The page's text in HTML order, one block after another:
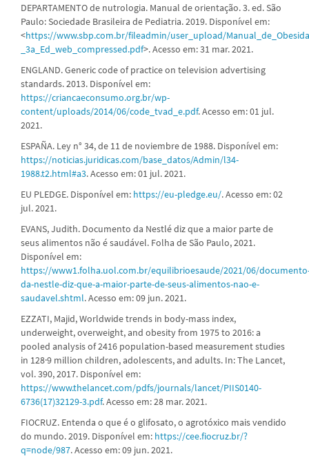
DEPARTAMENTO de nutrologia. Manual de orientação. 3. ed. São
Paulo: Sociedade Brasileira de Pediatria. 2019. Disponível em:
<https://www.sbp.com.br/fileadmin/user_upload/
_3a_Ed_web_compressed.pdf>. Acesso em: 31 mar. 2021.
ENGLAND. Generic code of practice on television advertising
standards. 2013. Disponível em:
https://criancaeconsumo.org.br/wp-
content/uploads/2014/06/code_tvad_e.pdf. Acesso em: 01 jul.
2021.
ESPAÑA. Ley n° 34, de 11 de noviembre de 1988. Disponível em:
https://noticias.juridicas.com/base_datos/Admin/l34-
1988.t2.html#a3. Acesso em: 01 jul. 2021.
EU PLEDGE. Disponível em: https://eu-pledge.eu/. Acesso em: 02
jul. 2021.
EVANS, Judith. Documento da Nestlé diz que a maior parte de
seus alimentos não é saudável. Folha de São Paulo, 2021.
Disponível em:
https://www1.folha.uol.com.br/equilibrioesaude/2021/06/
da-nestle-diz-que-a-maior-parte-de-seus-alimentos-nao-e-
saudavel.shtml. Acesso em: 09 jun. 2021.
EZZATI, Majid, Worldwide trends in body-mass index,
underweight, overweight, and obesity from 1975 to 2016: a
pooled analysis of 2416 population-based measurement studies
in 128·9 million children, adolescents, and adults. In: The Lancet,
vol. 390, 2017. Disponível em:
https://www.thelancet.com/pdfs/journals/lancet/PIIS0140-
6736(17)32129-3.pdf. Acesso em: 28 mar. 2021.
FIOCRUZ. Entenda o que é o glifosato, o agrotóxico mais vendido
do mundo. 2019. Disponível em: https://cee.fiocruz.br/?
q=node/987. Acesso em: 09 jun. 2021.